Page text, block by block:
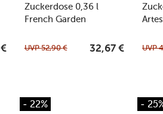
€
Zuckerdose 0,36 l
French Garden
UVP52,90 € 32,67 € UVP
- 22% -